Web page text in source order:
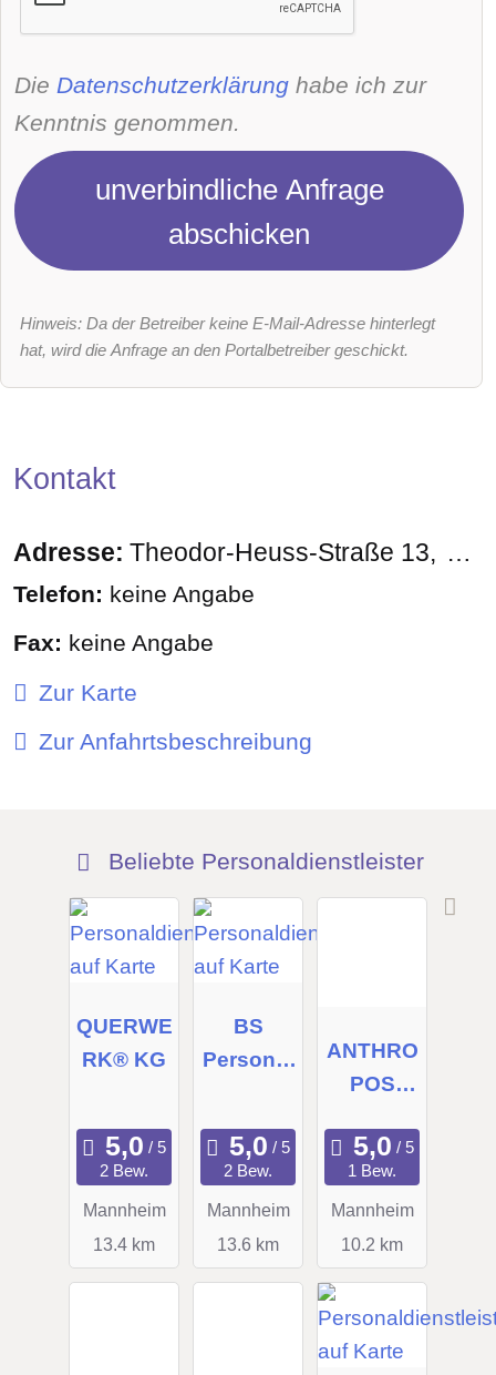
Die Datenschutzerklärung habe ich zur
Kenntnis genommen.
unverbindliche Anfrage
abschicken
Hinweis: Da der Betreiber keine E-Mail-Adresse hinterlegt
hat, wird die Anfrage an den Portalbetreiber geschickt.
Kontakt
Adresse: Theodor-Heuss-Straße 13
Telefon: keine Angabe
Fax: keine Angabe
Zur Karte
Zur Anfahrtsbeschreibung
Beliebte Personaldienstleister
QUERWE
RK® KG
2 Bew.
Mannheim
13.4 km
BS
Personal
2 Bew.
Mannheim
13.6 km
ANTHRO
POS
beratung
GmbH
1 Bew.
Mannheim
10.2 km